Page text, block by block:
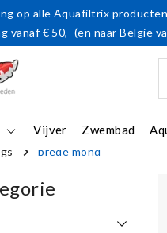
op alle Aquafiltrix
vanaf € 50,- (en naar België
Vijver Zwembad
brede mond